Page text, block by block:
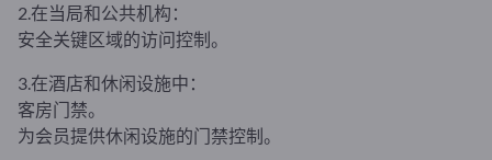
2.在当局和公共机构：
安全关键区域的访问控制。
3.在酒店和休闲设施中：
客房门禁。
为会员提供休闲设施的门禁控制。